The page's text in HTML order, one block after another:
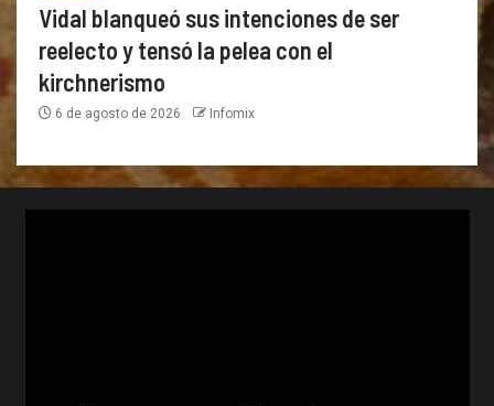
Vidal blanqueó sus intenciones de ser
reelecto y tensó la pelea con el
kirchnerismo
6 de agosto de 2026 Infomix